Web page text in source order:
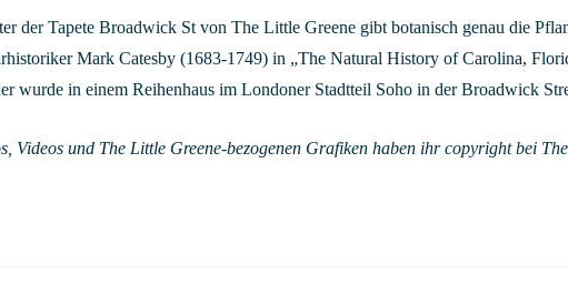
der Tapete Broadwick St von The Little Greene gibt botanisch genau die
Mark Catesby (1683-1749) in „The Natural History of Carolina,
wurde in einem Reihenhaus im Londoner Stadtteil Soho in der Broadwick
Videos und The Little Greene-bezogenen Grafiken haben ihr copyright bei